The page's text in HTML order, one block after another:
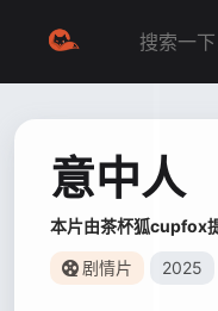
意中人
本片由茶杯狐cupfox
剧情片 2025